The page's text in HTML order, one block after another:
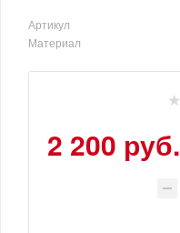
Артикул
Материал
2 200 руб.